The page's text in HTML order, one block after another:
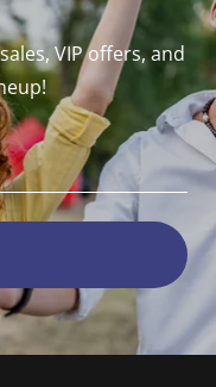
VIP offers, and